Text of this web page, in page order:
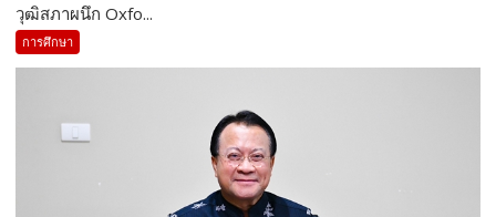
วุฒิสภาผนึก Oxfo...
การศึกษา